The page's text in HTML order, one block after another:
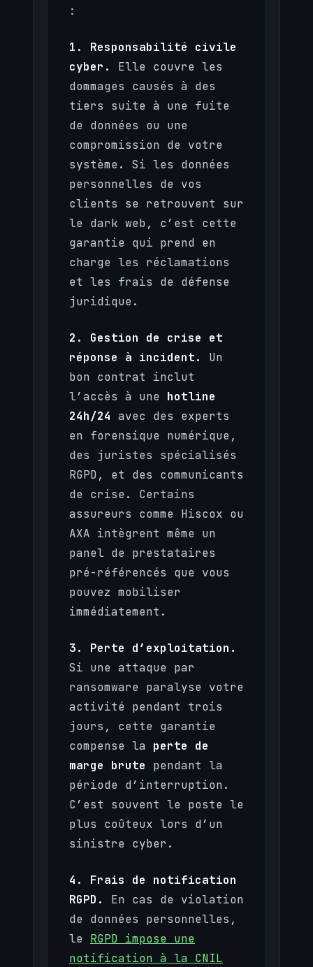
:
1. Responsabilité civile
cyber.
Elle couvre les
dommages causés à des
tiers suite à une fuite
de données ou une
compromission de votre
système. Si les données
personnelles de vos
clients se retrouvent sur
le dark web, c’est cette
garantie qui prend en
charge les réclamations
et les frais de défense
juridique.
2. Gestion de crise et
réponse à incident.
Un
bon contrat inclut
l’accès à une hotline
24h/24 avec des experts
en forensique numérique,
des juristes spécialisés
RGPD, et des communicants
de crise. Certains
assureurs comme Hiscox ou
AXA intègrent même un
panel de prestataires
pré-référencés que vous
pouvez mobiliser
immédiatement.
3. Perte d’exploitation.
Si une attaque par
ransomware paralyse votre
activité pendant trois
jours, cette garantie
compense la perte de
marge brute pendant la
période d’interruption.
C’est souvent le poste le
plus coûteux lors d’un
sinistre cyber.
4. Frais de notification
RGPD.
En cas de violation
de données personnelles,
le RGPD impose une
notification à la CNIL